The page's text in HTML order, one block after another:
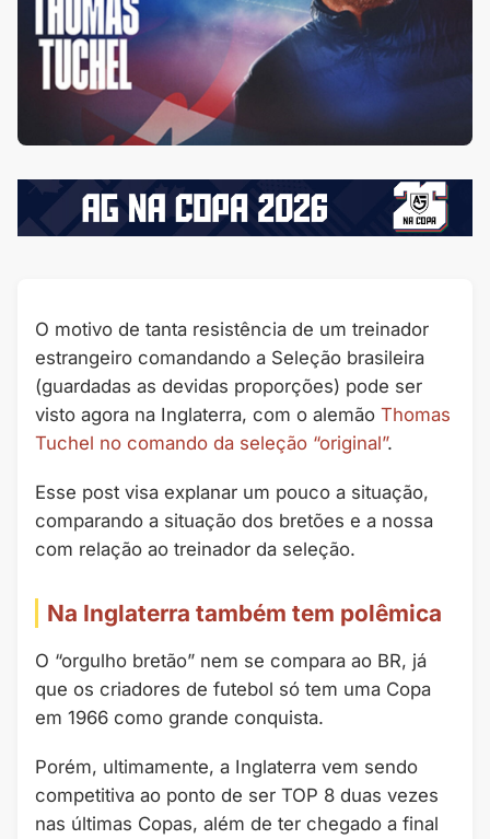
O motivo de tanta resistência de um treinador
estrangeiro comandando a Seleção brasileira
(guardadas as devidas proporções) pode ser
visto agora na Inglaterra, com o alemão Thomas
Tuchel no comando da seleção “original”.
Esse post visa explanar um pouco a situação,
comparando a situação dos bretões e a nossa
com relação ao treinador da seleção.
Na Inglaterra também tem polêmica
O “orgulho bretão” nem se compara ao BR, já
que os criadores de futebol só tem uma Copa
em 1966 como grande conquista.
Porém, ultimamente, a Inglaterra vem sendo
competitiva ao ponto de ser TOP 8 duas vezes
nas últimas Copas, além de ter chegado a final